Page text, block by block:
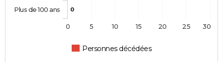
0
Personnes décédées
Plus de 100 ans
0 5 10 15 20 25 30